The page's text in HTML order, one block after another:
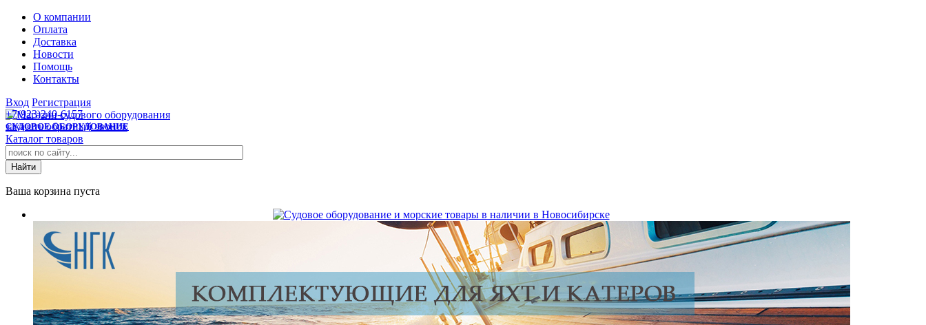
О компании
Оплата
Доставка
Новости
Помощь
Контакты
Вход Регистрация
СУДОВОЕ ОБОРУДОВАНИЕ
+7(923)240-6157
заказать обратный звонок
Каталог товаров
Ваша корзина пуста